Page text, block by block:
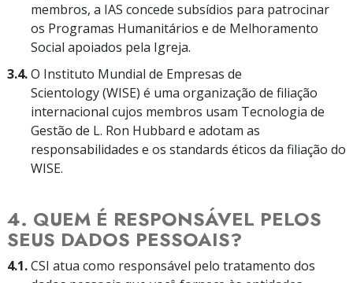
membros, a IAS concede subsídios para patrocinar
os Programas Humanitários e de Melhoramento
Social apoiados pela Igreja.
3.4.O Instituto Mundial de Empresas de
Scientology (WISE) é uma organização de filiação
internacional cujos membros usam Tecnologia de
Gestão de L. Ron Hubbard e adotam as
responsabilidades e os standards éticos da filiação do
WISE.
4. QUEM É RESPONSÁVEL PELOS
SEUS DADOS PESSOAIS?
4.1.CSI atua como responsável pelo tratamento dos